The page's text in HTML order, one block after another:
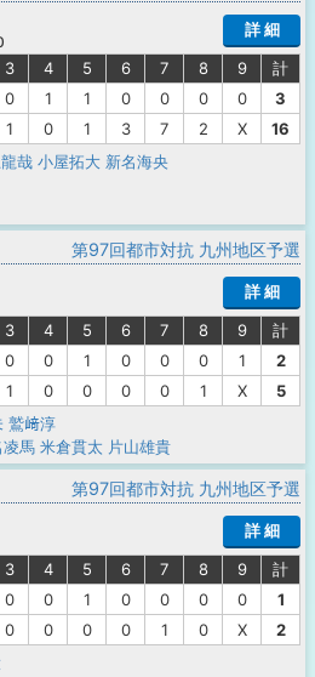
詳 細
3 4 5 6 7 8 9
計
0 1 1 0 0 0 0
3
1 0 1 3 7 2 X
16
哉 小屋拓大 新名海央
第97回都市対抗 九州地区予選
詳 細
3 4 5 6 7 8 9
計
0 0 1 0 0 0 1
2
1 0 0 0 0 1 X
5
鷲﨑淳
凌馬 米倉貫太 片山雄貴
第97回都市対抗 九州地区予選
詳 細
3 4 5 6 7 8 9
計
0 0 1 0 0 0 0
1
0 0 0 0 1 0 X
2